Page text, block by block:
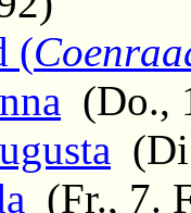
(
(Do.,
(Fr., 7.